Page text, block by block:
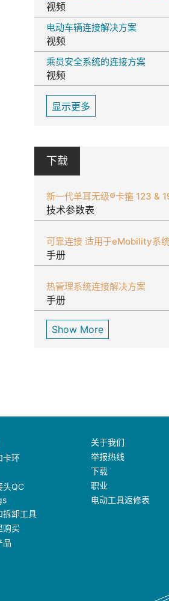
视频
电动车辆连接解决方案
视频
乘员安全系统的连接方案
视频
显示更多
下载
新一代单耳无级®卡箍 123 &
技术参数表
可靠连接 适用于eMobility系
手册
热管理系统连接解决方案
手册
Show More
卡环
头QC
拆卸工具
购买
品
关于我们
举报热线
下载
职业
电动工具返修表